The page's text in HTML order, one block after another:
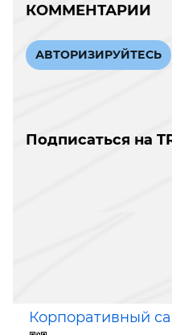
КОММЕНТАРИИ
АВТОРИЗИРУЙТЕСЬ
Подписаться на
Корпоративный